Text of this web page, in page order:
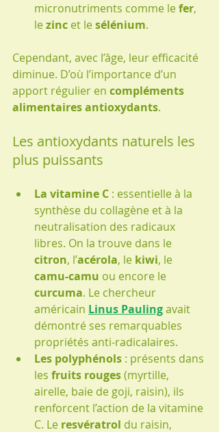
micronutriments comme le fer,
le zinc et le sélénium.
Cependant, avec l’âge, leur efficacité
diminue. D’où l’importance d’un
apport régulier en compléments
alimentaires antioxydants.
Les antioxydants naturels les
plus puissants
La vitamine C : essentielle à la
synthèse du collagène et à la
neutralisation des radicaux
libres. On la trouve dans le
citron, l’acérola, le kiwi, le
camu-camu ou encore le
curcuma. Le chercheur
américain Linus Pauling avait
démontré ses remarquables
propriétés anti-radicalaires.
Les polyphénols : présents dans
les fruits rouges (myrtille,
airelle, baie de goji, raisin), ils
renforcent l’action de la vitamine
C. Le resvératrol du raisin,